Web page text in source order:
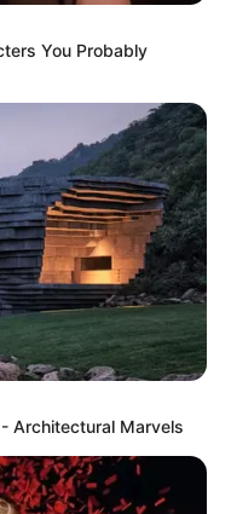
You Probably
Architectural Marvels